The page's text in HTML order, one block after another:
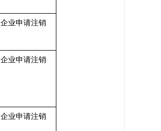
企业申请注销
企业申请注销
企业申请注销